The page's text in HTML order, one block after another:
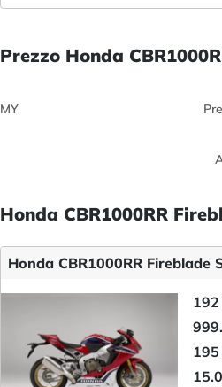
Prezzo Honda
MY
Honda CBR1000RR
Honda CBR1000RR Fireblade
192
195